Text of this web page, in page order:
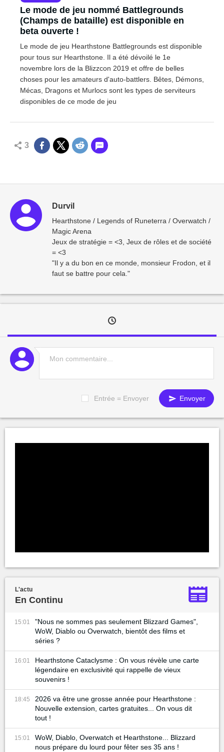
Le mode de jeu nommé Battlegrounds
(Champs de bataille) est disponible en
beta ouverte !
Le mode de jeu Hearthstone Battlegrounds est disponible
pour tous sur Hearthstone. Il a été dévoilé le 1e
novembre lors de la Blizzcon 2019 et offre de belles
choses pour les amateurs d'auto-battlers. Bêtes, Démons,
Mécas, Dragons et Murlocs sont les types de serviteurs
disponibles de ce mode de jeu
3
Durvil
Hearthstone / Legends of Runeterra / Overwatch /
Magic Arena
Jeux de stratégie = <3, Jeux de rôles et de société
= <3
"Il y a du bon en ce monde, monsieur Frodon, et il
faut se battre pour cela."
Entrée = Envoyer Envoyer
L'actu
En Continu
15:01
"Nous ne sommes pas seulement Blizzard Games",
WoW, Diablo ou Overwatch, bientôt des films et
séries ?
16:01
Hearthstone Cataclysme : On vous révèle une carte
légendaire en exclusivité qui rappelle de vieux
souvenirs !
18:45
2026 va être une grosse année pour Hearthstone :
Nouvelle extension, cartes gratuites... On vous dit
tout !
15:01
WoW, Diablo, Overwatch et Hearthstone... Blizzard
nous prépare du lourd pour fêter ses 35 ans !